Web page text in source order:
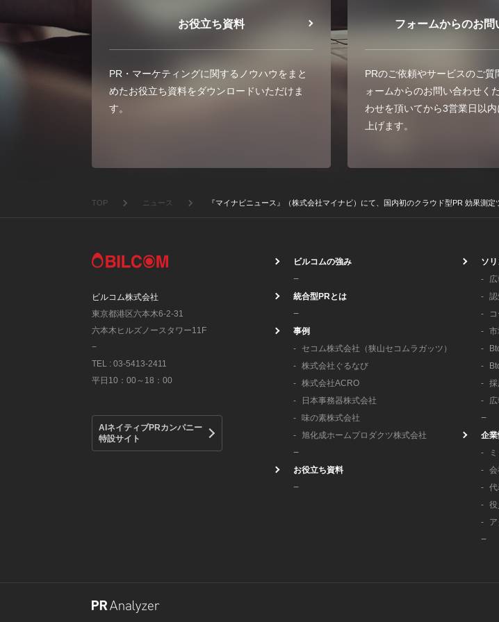
お役立ち資料
PR・マーケティングに関するノウハウをまと
めたお役立ち資料をダウンロードいただけま
す。
フォームからのお問
PRのご依頼やサービスのご質
ォームからのお問い合わせく
わせを頂いてから3営業日以
上げます。
TOP ニュース 『マイナビニュース』（株式会社マイナビ）にて、国内初のクラウド型PR 効果測
ビルコム株式会社
東京都港区六本木6-2-31
六本木ヒルズノースタワー11F
−
TEL : 03-5413-2411
平日10：00～18：00
AIネイティブPRカンパニー
特設サイト
ビルコムの強み
統合型PRとは
事例
セコム株式会社（狭山セコムラガッツ）
株式会社ぐるなび
株式会社ACRO
日本事務器株式会社
味の素株式会社
旭化成ホームプロダクツ株式会社
お役立ち資料
ソ
企業
代
役